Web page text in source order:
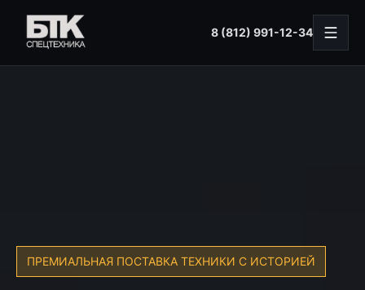
8 (812) 991-12-34
ПРЕМИАЛЬНАЯ ПОСТАВКА ТЕХНИКИ С ИСТОРИЕЙ